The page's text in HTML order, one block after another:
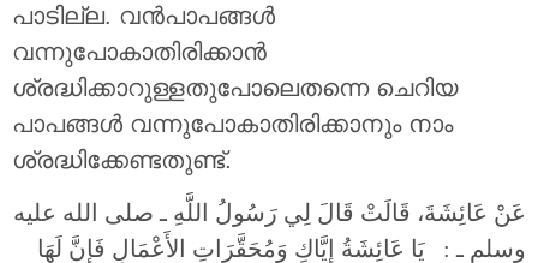
പാടില്ല. വന്‍പാപങ്ങള്‍
വന്നുപോകാതിരിക്കാന്‍
ശ്രദ്ധിക്കാറുള്ളതുപോലെതന്നെ ചെറിയ
പാപങ്ങള്‍ വന്നുപോകാതിരിക്കാനും നാം
ശ്രദ്ധിക്കേണ്ടതുണ്ട്.
عَنْ عَائِشَةَ، قَالَتْ قَالَ لِي رَسُولُ اللَّهِ ـ صلى الله عليه
وسلم ـ ‏:‏ ‏ ‏ يَا عَائِشَةُ إِيَّاكِ وَمُحَقَّرَاتِ الأَعْمَالِ فَإِنَّ لَهَا